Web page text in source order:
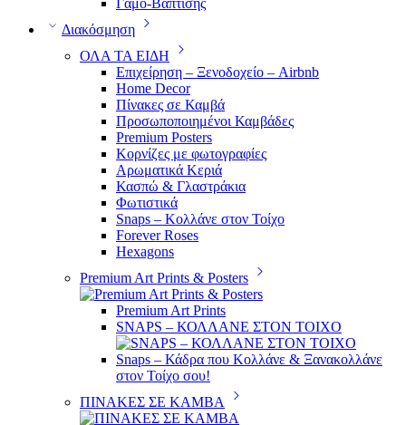
Διακόσμηση
ΟΛΑ ΤΑ ΕΙΔΗ
Επιχείρηση – Ξενοδοχείο – Airbnb
Home Decor
Πίνακες σε Καμβά
Προσωποποιημένοι Καμβάδες
Premium Posters
Κορνίζες με φωτογραφίες
Αρωματικά Κεριά
Κασπώ & Γλαστράκια
Φωτιστικά
Snaps – Κολλάνε στον Τοίχο
Forever Roses
Hexagons
Premium Art Prints & Posters
Premium Art Prints
SNAPS – ΚΟΛΛΑΝΕ ΣΤΟΝ ΤΟΙΧΟ
Snaps – Κάδρα που Κολλάνε & Ξανακολλάνε
στον Τοίχο σου!
ΠΙΝΑΚΕΣ ΣΕ ΚΑΜΒΑ